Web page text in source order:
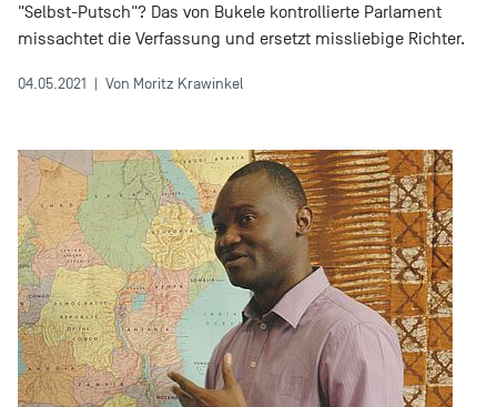
"Selbst-Putsch"? Das von Bukele kontrollierte Parlament
missachtet die Verfassung und ersetzt missliebige Richter.
04.05.2021 | Von Moritz Krawinkel